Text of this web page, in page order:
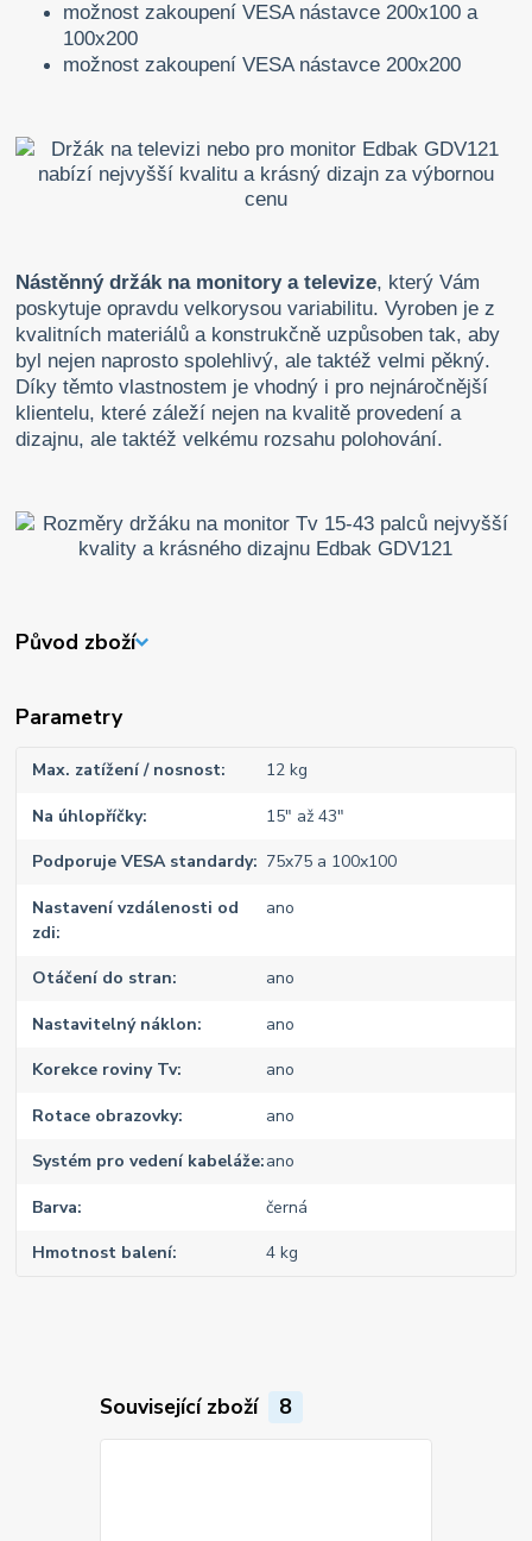
možnost zakoupení VESA nástavce 200x100 a
100x200
možnost zakoupení VESA nástavce 200x200
Nástěnný držák na monitory a televize, který Vám
poskytuje opravdu velkorysou variabilitu. Vyroben je z
kvalitních materiálů a konstrukčně uzpůsoben tak, aby
byl nejen naprosto spolehlivý, ale taktéž velmi pěkný.
Díky těmto vlastnostem je vhodný i pro nejnáročnější
klientelu, které záleží nejen na kvalitě provedení a
dizajnu, ale taktéž velkému rozsahu polohování.
Původ zboží
Parametry
Max. zatížení / nosnost 12 kg
Na úhlopříčky 15" až 43"
Podporuje VESA standardy 75x75 a 100x100
Nastavení vzdálenosti od
zdi
ano
Otáčení do stran ano
Nastavitelný náklon ano
Korekce roviny Tv ano
Rotace obrazovky ano
Systém pro vedení kabeláže ano
Barva černá
Hmotnost balení 4 kg
Související zboží 8